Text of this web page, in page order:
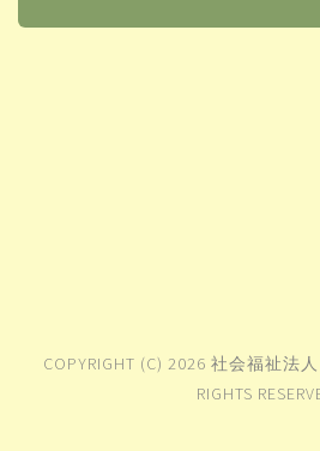
COPYRIGHT (C) 2026 社会福祉法
RIGHTS